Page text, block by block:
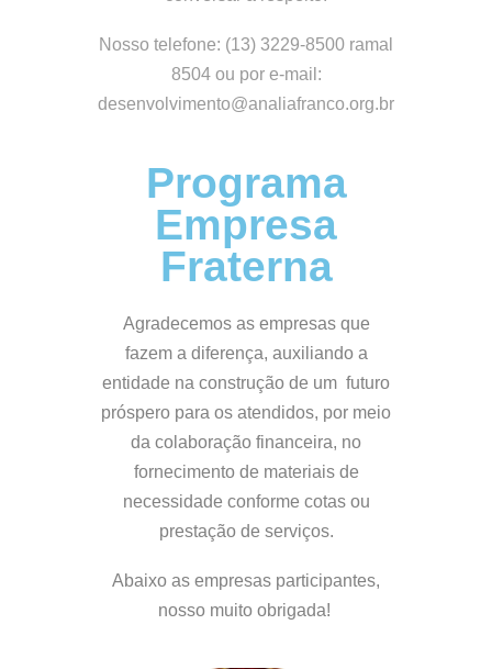
Nosso telefone: (13) 3229-8500 ramal
8504 ou por e-mail:
desenvolvimento@analiafranco.org.br
Programa
Empresa
Fraterna
Agradecemos as empresas que
fazem a diferença, auxiliando a
entidade na construção de um futuro
próspero para os atendidos, por meio
da colaboração financeira, no
fornecimento de materiais de
necessidade conforme cotas ou
prestação de serviços.
Abaixo as empresas participantes,
nosso muito obrigada!